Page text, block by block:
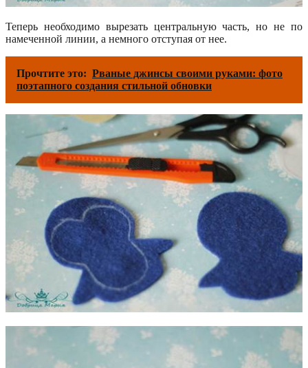
Теперь необходимо вырезать центральную часть, но не по
намеченной линии, а немного отступая от нее.
Прочтите это: Рваные джинсы своими руками: фото
поэтапного создания стильной обновки